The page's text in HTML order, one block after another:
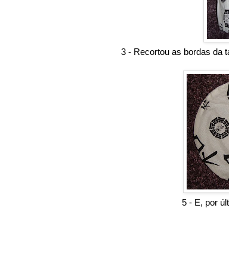
3 - Recortou as bordas da
5 - E, por